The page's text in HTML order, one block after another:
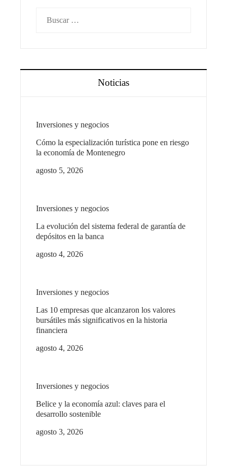
Noticias
Inversiones y negocios
Cómo la especialización turística pone en riesgo
la economía de Montenegro
agosto 5, 2026
Inversiones y negocios
La evolución del sistema federal de garantía de
depósitos en la banca
agosto 4, 2026
Inversiones y negocios
Las 10 empresas que alcanzaron los valores
bursátiles más significativos en la historia
financiera
agosto 4, 2026
Inversiones y negocios
Belice y la economía azul: claves para el
desarrollo sostenible
agosto 3, 2026